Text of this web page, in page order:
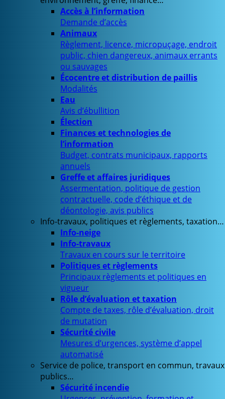
Accès à l’information
Demande d’accès
Animaux
Règlement, licence, micropuçage, endroit
public, chien dangereux, animaux errants
ou sauvages
Écocentre et distribution de paillis
Modalités
Eau
Avis d’ébullition
Élection
Finances et technologies de
l’information
Budget, contrats municipaux, rapports
annuels
Greffe et affaires juridiques
Assermentation, politique de gestion
contractuelle, code d’éthique et de
déontologie, avis publics
Info-travaux, politiques et règlements, taxation…
Info-neige
Info-travaux
Travaux en cours sur le territoire
Politiques et règlements
Principaux règlements et politiques en
vigueur
Rôle d’évaluation et taxation
Compte de taxes, rôle d’évaluation, droit
de mutation
Sécurité civile
Mesures d’urgences, système d’appel
automatisé
Service de police, transport en commun, travaux
publics…
Sécurité incendie